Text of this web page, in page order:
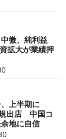
微、純利益
拡大が業績押
上半期に
出店 中国コ
地に自信